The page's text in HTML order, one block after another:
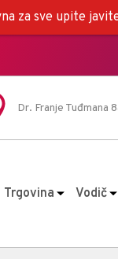
Dr. Franje Tuđmana
Trgovina Vodič
za sve upite